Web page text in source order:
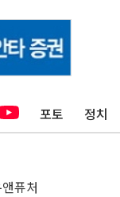
포토 정치
퓨처